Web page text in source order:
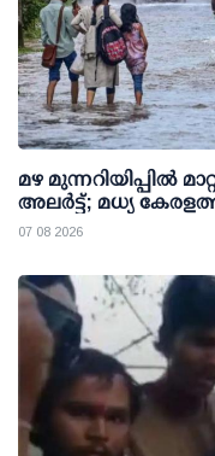
മഴ മുന്നറിയിപ്പില്‍
അലര്‍ട്ട്; മധ്യ
07 08 2026